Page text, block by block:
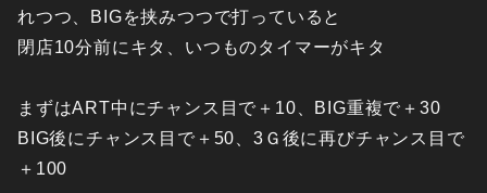
れつつ、BIGを挟みつつで打っていると
閉店10分前にキタ、いつものタイマーがキタ
まずはART中にチャンス目で＋10、BIG重複で＋30
BIG後にチャンス目で＋50、3Ｇ後に再びチャンス目で
＋100